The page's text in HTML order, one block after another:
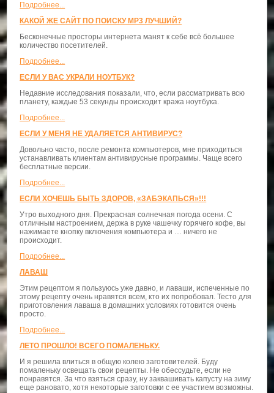
Подробнее...
КАКОЙ ЖЕ САЙТ ПО ПОИСКУ MP3 ЛУЧШИЙ?
Бесконечные просторы интернета манят к себе всё большее
количество посетителей.
Подробнее...
ЕСЛИ У ВАС УКРАЛИ НОУТБУК?
Недавние исследования показали, что, если рассматривать всю
планету, каждые 53 секунды происходит кража ноутбука.
Подробнее...
ЕСЛИ У МЕНЯ НЕ УДАЛЯЕТСЯ АНТИВИРУС?
Довольно часто, после ремонта компьютеров, мне приходиться
устанавливать клиентам антивирусные программы. Чаще всего
бесплатные версии.
Подробнее...
ЕСЛИ ХОЧЕШЬ БЫТЬ ЗДОРОВ, «ЗАБЭКАПЬСЯ»!!!
Утро выходного дня. Прекрасная солнечная погода осени. С
отличным настроением, держа в руке чашечку горячего кофе, вы
нажимаете кнопку включения компьютера и … ничего не
происходит.
Подробнее...
ЛАВАШ
Этим рецептом я пользуюсь уже давно, и лаваши, испеченные по
этому рецепту очень нравятся всем, кто их попробовал. Тесто для
приготовления лаваша в домашних условиях готовится очень
просто.
Подробнее...
ЛЕТО ПРОШЛО! ВСЕГО ПОМАЛЕНЬКУ.
И я решила влиться в общую колею заготовителей. Буду
помаленьку освещать свои рецепты. Не обессудьте, если не
понравятся. За что взяться сразу, ну заквашивать капусту на зиму
еще рановато, хотя некоторые заготовки с ее участием возможны.